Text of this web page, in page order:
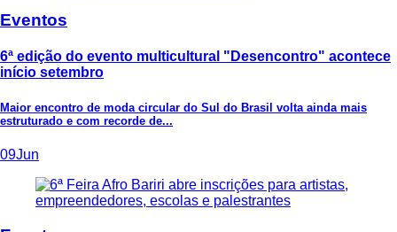
Eventos
6ª edição do evento multicultural "Desencontro" acontece
início setembro
Maior encontro de moda circular do Sul do Brasil volta ainda mais
estruturado e com recorde de...
09Jun